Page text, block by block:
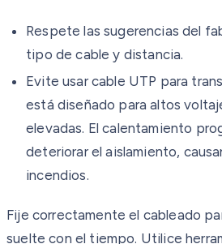
Respete las sugerencias del
tipo de cable y distancia.
Evite usar cable UTP para
está diseñado para altos
elevadas. El calentamiento
deteriorar el aislamiento,
incendios.
Fije correctamente el cableado
suelte con el tiempo. Utilice